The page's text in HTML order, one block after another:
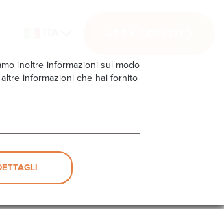
inoltre informazioni sul modo
informazioni che hai fornito